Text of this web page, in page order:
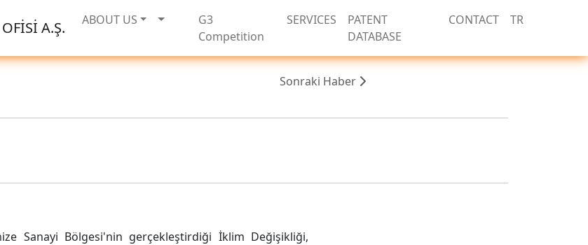
A.Ş. ABOUT US
G3
Competition
SERVICES
PATENT
DATABASE
CONTACT TR
Sonraki Haber
Sanayi Bölgesi'nin gerçekleştirdiği İklim Değişikliği,